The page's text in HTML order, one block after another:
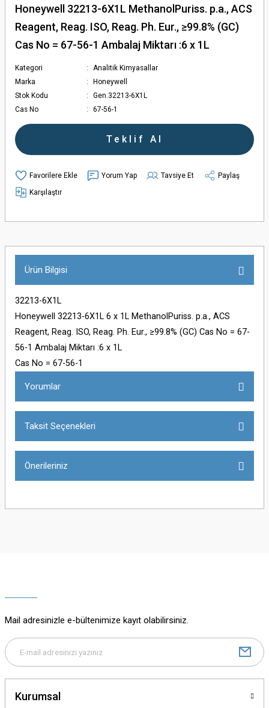
Honeywell 32213-6X1L MethanolPuriss. p.a., ACS
Reagent, Reag. ISO, Reag. Ph. Eur., ≥99.8% (GC)
Cas No = 67-56-1 Ambalaj Miktarı :6 x 1L
Kategori
Analitik Kimyasallar
Marka
Honeywell
Stok Kodu
Gen.32213-6X1L
Cas No
67-56-1
Teklif Al
Yorum Yap Tavsiye Et
Paylaş
Karşılaştır
Ürün Bilgisi
32213-6X1L
Honeywell 32213-6X1L 6 x 1L MethanolPuriss. p.a., ACS
Reagent, Reag. ISO, Reag. Ph. Eur., ≥99.8% (GC) Cas No = 67-
56-1 Ambalaj Miktarı :6 x 1L
Cas No = 67-56-1
Yorumlar
Taksit Seçenekleri
Önerileriniz
Ürün açıklamasında eksik bilgiler bulunuyor.
Ürün bilgilerinde hatalar bulunuyor.
Bu ürüne benzer farklı alternatifler olmalı.
Mail adresinizle e-bültenimize kayıt olabilirsiniz.
Kurumsal